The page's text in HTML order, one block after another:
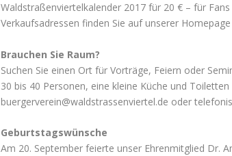
Waldstraßenviertelkalender 2017 für 20 € – für
Verkaufsadressen finden Sie auf unserer
Brauchen Sie Raum?
Suchen Sie einen Ort für Vorträge, Feiern oder
30 bis 40 Personen, eine kleine Küche und
buergerverein@waldstrassenviertel.de oder
Geburtstagswünsche
Am 20. September feierte unser Ehrenmitglied Dr.